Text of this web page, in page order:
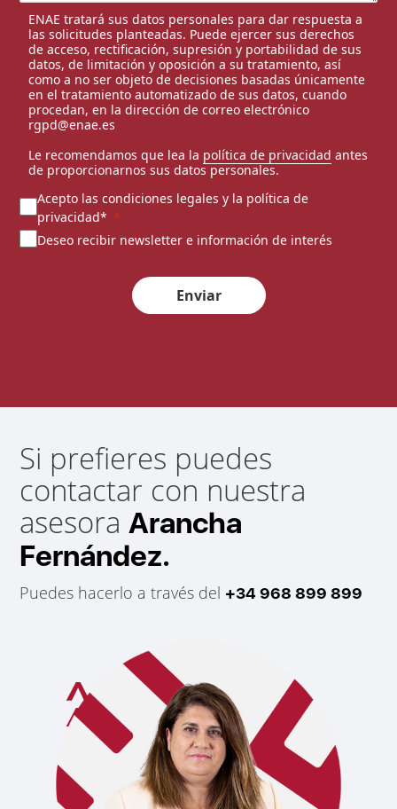
ENAE tratará sus datos personales para dar respuesta a
las solicitudes planteadas. Puede ejercer sus derechos
de acceso, rectificación, supresión y portabilidad de sus
datos, de limitación y oposición a su tratamiento, así
como a no ser objeto de decisiones basadas únicamente
en el tratamiento automatizado de sus datos, cuando
procedan, en la dirección de correo electrónico
rgpd@enae.es
Le recomendamos que lea la política de privacidad antes
de proporcionarnos sus datos personales.
Acepto las condiciones legales y la política de
privacidad*
Deseo recibir newsletter e información de interés
Enviar
Si prefieres puedes
contactar con nuestra
asesoraArancha
Fernández.
Puedes hacerlo a través del +34 968 899 899